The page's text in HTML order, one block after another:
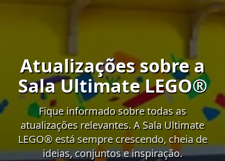
Atualizações sobre a
Sala Ultimate LEGO®
Fique informado sobre todas as
atualizações relevantes. A Sala Ultimate
LEGO® está sempre crescendo, cheia de
ideias, conjuntos e inspiração.